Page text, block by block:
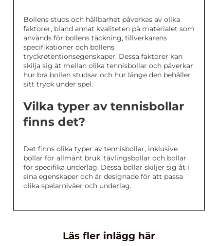
Bollens studs och hållbarhet påverkas av olika
faktorer, bland annat kvaliteten på materialet som
används för bollens täckning, tillverkarens
specifikationer och bollens
tryckretentionsegenskaper. Dessa faktorer kan
skilja sig åt mellan olika tennisbollar och påverkar
hur bra bollen studsar och hur länge den behåller
sitt tryck under spel.
Vilka typer av tennisbollar
finns det?
Det finns olika typer av tennisbollar, inklusive
bollar för allmänt bruk, tävlingsbollar och bollar
för specifika underlag. Dessa bollar skiljer sig åt i
sina egenskaper och är designade för att passa
olika spelarnivåer och underlag.
Läs fler inlägg här